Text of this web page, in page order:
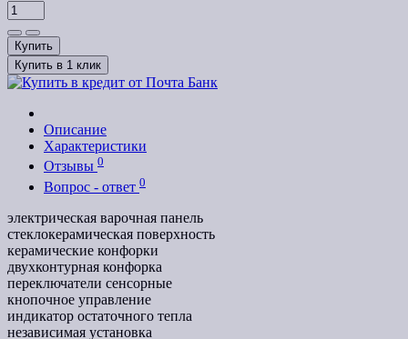
Купить
Купить в 1 клик
Описание
Характеристики
Отзывы 0
Вопрос - ответ 0
электрическая варочная панель
стеклокерамическая поверхность
керамические конфорки
двухконтурная конфорка
переключатели сенсорные
кнопочное управление
индикатор остаточного тепла
независимая установка